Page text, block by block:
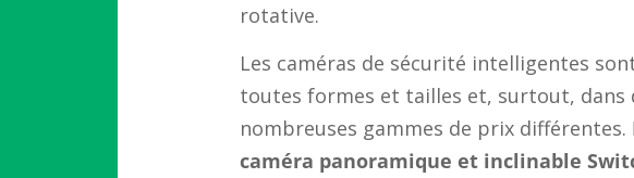
rotative.
Les caméras de sécurité intelligentes
toutes formes et tailles et, surtout, dans
nombreuses gammes de prix différentes.
caméra panoramique et inclinable